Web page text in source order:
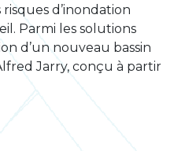
d’inondation
Parmi les solutions
d’un nouveau bassin
Jarry, conçu à partir